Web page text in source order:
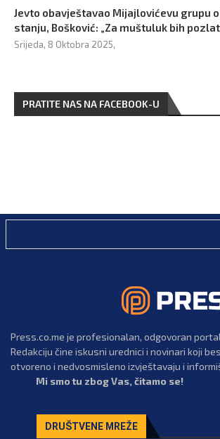
Jevto obavještavao Mijajlovićevu grupu
stanju, Bošković: „Za muštuluk bih
Srijeda, 8 Oktobra 2025,
PRATITE NAS NA FACEBOOK-U
Press.co.me je profesionalan, odgovoran
Redakciju čine iskusni urednici i novinari koji
otvoreno i nedvosmisleno izvještavaju i
Mi smo tu zbog Vas, čitamo se!
DRUŠTVENE MREŽE